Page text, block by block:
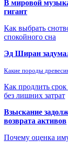
В мировой
гигант
Как выбрать
спокойного сна
Эд Ширан
Какие породы
Как продлить
без лишних затрат
Взыскание
возврата активов
Почему оценка